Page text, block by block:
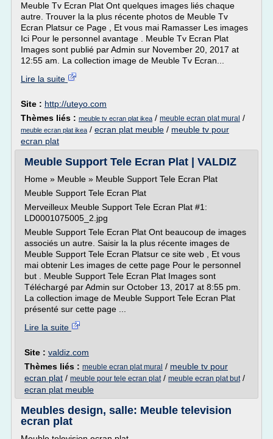
Meuble Tv Ecran Plat Ont quelques images liés chaque
autre. Trouver la la plus récente photos de Meuble Tv
Ecran Platsur ce Page , Et vous mai Ramasser Les images
Ici Pour le personnel avantage . Meuble Tv Ecran Plat
Images sont publié par Admin sur November 20, 2017 at
12:55 am. La collection image de Meuble Tv Ecran...
Lire la suite
Site : http://uteyo.com
Thèmes liés : meuble tv ecran plat ikea / meuble ecran plat mural /
meuble ecran plat ikea / ecran plat meuble / meuble tv pour
ecran plat
Meuble Support Tele Ecran Plat | VALDIZ
Home » Meuble » Meuble Support Tele Ecran Plat
Meuble Support Tele Ecran Plat
Merveilleux Meuble Support Tele Ecran Plat #1:
LD0001075005_2.jpg
Meuble Support Tele Ecran Plat Ont beaucoup de images
associés un autre. Saisir la la plus récente images de
Meuble Support Tele Ecran Platsur ce site web , Et vous
mai obtenir Les images de cette page Pour le personnel
but . Meuble Support Tele Ecran Plat Images sont
Téléchargé par Admin sur October 13, 2017 at 8:55 pm.
La collection image de Meuble Support Tele Ecran Plat
présenté sur cette page ...
Lire la suite
Site : valdiz.com
Thèmes liés : meuble ecran plat mural / meuble tv pour
ecran plat / meuble pour tele ecran plat/ meuble ecran plat but/
ecran plat meuble
Meubles design, salle: Meuble television
ecran plat